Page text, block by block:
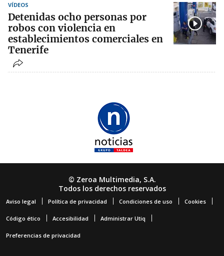
VÍDEOS
Detenidas ocho personas por
robos con violencia en
establecimientos comerciales en
Tenerife
© Zeroa Multimedia, S.A.
Todos los derechos reservados
Aviso legal Política de privacidad Condiciones de uso Cookies
Código ético Accesibilidad Administrar Utiq
Preferencias de privacidad